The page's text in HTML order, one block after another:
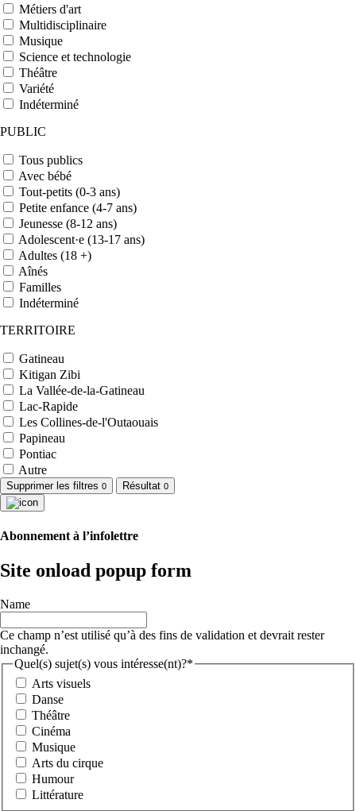
Métiers d'art
Multidisciplinaire
Musique
Science et technologie
Théâtre
Variété
Indéterminé
PUBLIC
Tous publics
Avec bébé
Tout-petits (0-3 ans)
Petite enfance (4-7 ans)
Jeunesse (8-12 ans)
Adolescent·e (13-17 ans)
Adultes (18 +)
Aînés
Familles
Indéterminé
TERRITOIRE
Gatineau
Kitigan Zibi
La Vallée-de-la-Gatineau
Lac-Rapide
Les Collines-de-l'Outaouais
Papineau
Pontiac
Autre
Supprimer les filtres 0 Résultat 0
Abonnement à l’infolettre
Site onload popup form
Name
Ce champ n’est utilisé qu’à des fins de validation et devrait rester
inchangé.
Quel(s) sujet(s) vous intéresse(nt)?*
Arts visuels
Danse
Théâtre
Cinéma
Musique
Arts du cirque
Humour
Littérature